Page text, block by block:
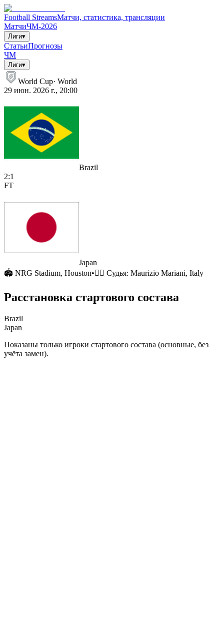
Football StreamsМатчи, статистика, трансляции
МатчиЧМ-2026
Лиги▾
СтатьиПрогнозы
ЧМ
Лиги▾
World Cup· World
29 июн. 2026 г., 20:00
Brazil
2:1
FT
Japan
🏟 NRG Stadium, Houston•🧑‍⚖️ Судья: Maurizio Mariani, Italy
Расстановка стартового состава
Brazil
Japan
Показаны только игроки стартового состава (основные, без
учёта замен).